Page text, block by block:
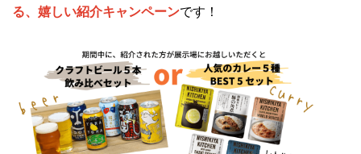
る、嬉しい紹介キャンペーンです！